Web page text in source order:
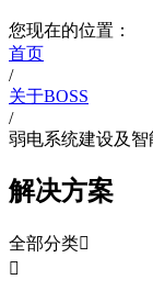
您现在的位置：
首页
/
关于BOSS
/
弱电系统建设及智
解决方案
全部分类
